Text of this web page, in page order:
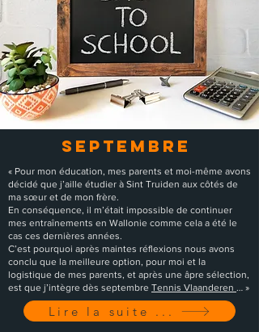
Septembre
« Pour mon éducation, mes parents et moi-même avons
décidé que j’aille étudier à Sint Truiden aux côtés de
ma sœur et de mon frère.
En conséquence, il m’était impossible de continuer
mes entraînements en Wallonie comme cela a été le
cas ces dernières années.
C’est pourquoi après maintes réflexions nous avons
conclu que la meilleure option, pour moi et la
logistique de mes parents, et après une âpre sélection,
est que j’intègre dès septembre Tennis Vlaanderen … »
Lire la suite ...